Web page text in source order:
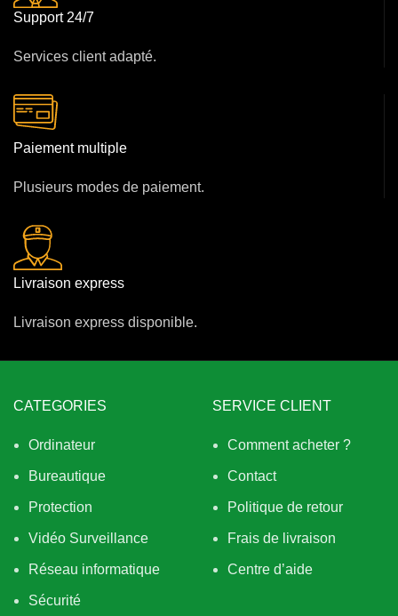
Support 24/7
Services client adapté.
Paiement multiple
Plusieurs modes de paiement.
Livraison express
Livraison express disponible.
CATEGORIES
Ordinateur
Bureautique
Protection
Vidéo Surveillance
Réseau informatique
Sécurité
SERVICE CLIENT
Comment acheter ?
Contact
Politique de retour
Frais de livraison
Centre d’aide